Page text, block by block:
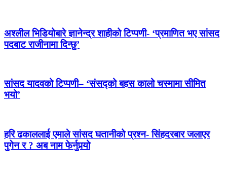
अश्लील भिडियोबारे ज्ञानेन्द्र शाहीको टिप्पणी- ‘प्रमाणित भए सांसद
पदबाट राजीनामा दिन्छु’
सांसद यादवको टिप्पणी– ‘संसद्को बहस कालो चस्मामा सीमित
भयो’
हरि ढकाललाई एमाले सांसद घतानीको प्रश्न- सिंहदरबार जलाएर
पुगेन र ? अब नाम फेर्नुपर्‍यो